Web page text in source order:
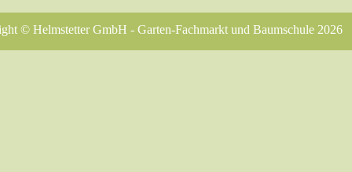
© Helmstetter GmbH - Garten-Fachmarkt und Baumschule 2026